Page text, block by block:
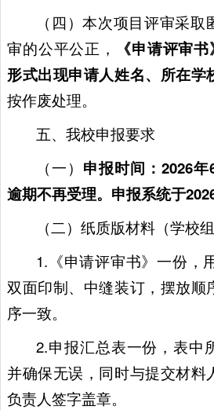
（四）本次项目评审采
审的公平公正，
《申请评审
形式出现申请人姓名、所在学
按作废处理。
五、我校申报要求
（一） 申报时间：2026
逾期不再受理。申报系统于
（二）纸质版材料（学校
1.《申请评审书》一份，
双面印制、中缝装订，摆放顺
序一致。
2.申报汇总表一份，表中
并确保无误，同时与提交材料
负责人签字盖章。